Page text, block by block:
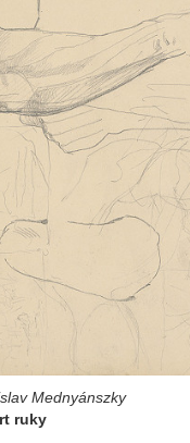
Mednyánszky
ruky